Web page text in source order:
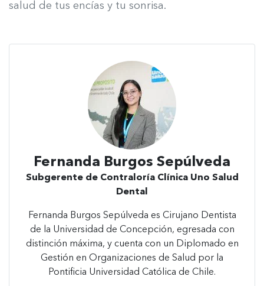
salud de tus encías y tu sonrisa.
Fernanda Burgos Sepúlveda
Subgerente de Contraloría Clínica Uno Salud
Dental
Fernanda Burgos Sepúlveda es Cirujano Dentista
de la Universidad de Concepción, egresada con
distinción máxima, y cuenta con un Diplomado en
Gestión en Organizaciones de Salud por la
Pontificia Universidad Católica de Chile.